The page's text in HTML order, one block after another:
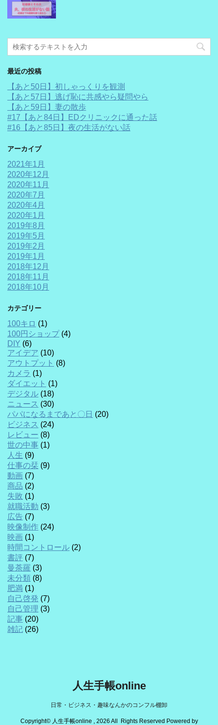
最近の投稿
【あと50日】初しゃっくりを観測
【あと57日】逃げ恥に共感やら疑問やら
【あと59日】妻の散歩
#17【あと84日】EDクリニックに通った話
#16【あと85日】夜の生活がない話
アーカイブ
2021年1月
2020年12月
2020年11月
2020年7月
2020年4月
2020年1月
2019年8月
2019年5月
2019年2月
2019年1月
2018年12月
2018年11月
2018年10月
カテゴリー
100キロ (1)
100円ショップ(4)
DIY (6)
アイデア (10)
アウトプット (8)
カメラ (1)
ダイエット (1)
デジタル (18)
ニュース (30)
パパになるまであと〇日 (20)
ビジネス (24)
レビュー (8)
世の中事 (1)
人生 (9)
仕事の栞 (9)
動画 (7)
商品 (2)
失敗 (1)
就職活動 (3)
広告 (7)
映像制作 (24)
映画 (1)
時間コントロール (2)
書評 (7)
曼荼羅 (3)
未分類 (8)
肥満 (1)
自己啓発 (7)
自己管理 (3)
記事 (20)
雑記 (26)
人生手帳online
日常・ビジネス・趣味なんかのコンフル棚卸
Copyright© 人生手帳online , 2026 All Rights Reserved Powered by